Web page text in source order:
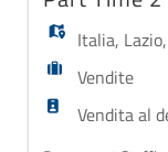
Italia, Lazio,
Vendite
Vendita al